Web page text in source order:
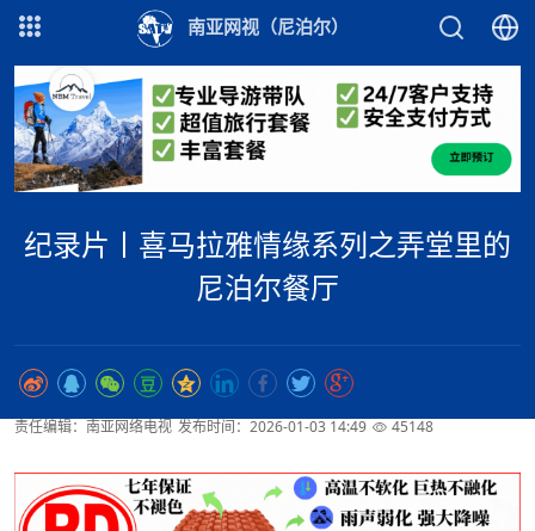
南亚网视（尼泊尔）
纪录片丨喜马拉雅情缘系列之弄堂里的
尼泊尔餐厅
责任编辑：南亚网络电视 发布时间：2026-01-03 14:49 45148